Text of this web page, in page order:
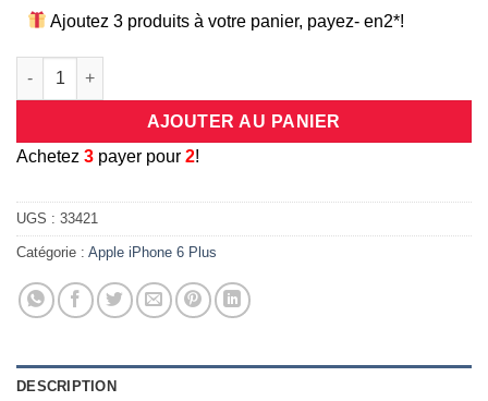
Ajoutez 3 produits à votre panier, payez- en2*!
quantité de Coque de protection ultra fine en silicone souple
AJOUTER AU PANIER
Achetez 3 payer pour 2!
UGS : 33421
Catégorie : Apple iPhone 6 Plus
DESCRIPTION